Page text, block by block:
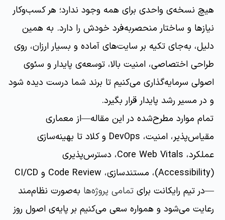
هیچ نسخه‌ی واحدی برای همه وجود ندارد؛ هر کسب‌وکار
نیازها و ساختار منحصربه‌فرد خودش را دارد. به همین
دلیل، به‌جای تکیه بر سایت‌های آماده و بسیار ارزان، روی
طراحی اختصاصی، امنیت بالا، توسعه‌ی پایدار و سئوی
اصولی سرمایه‌گذاری می‌کنیم تا برند شما درست دیده شود
و در مسیر رشد پایدار قرار بگیرد.
تمام موارد مطرح‌شده در این مقاله—از معماری
مقیاس‌پذیر، امنیت، DevOps و کلاد تا بهینه‌سازی
عملکرد، Core Web Vitals، دسترس‌پذیری
(Accessibility)، مستندسازی، Code Review و CI/CD
—در تیم رایکانت برایتمامی پروژه‌ها به‌صورت نظام‌مند
رعایت می‌شود و همواره سعی می‌کنیم بر پایه‌ی اصول روز